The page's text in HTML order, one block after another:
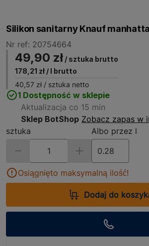
Silikon sanitarny Knauf
Nr ref: 20754664
49,90 zł / sztuka brutto
178,21 zł / l brutto
40,57 zł / sztuka netto
1 Dostępność w sklepie
Aktualizacja co 15 min
Sklep BotShop Zobacz zapas w
sztuka
Albo przez l
Osiągnięto maksymalną ilość!
Dodaj do